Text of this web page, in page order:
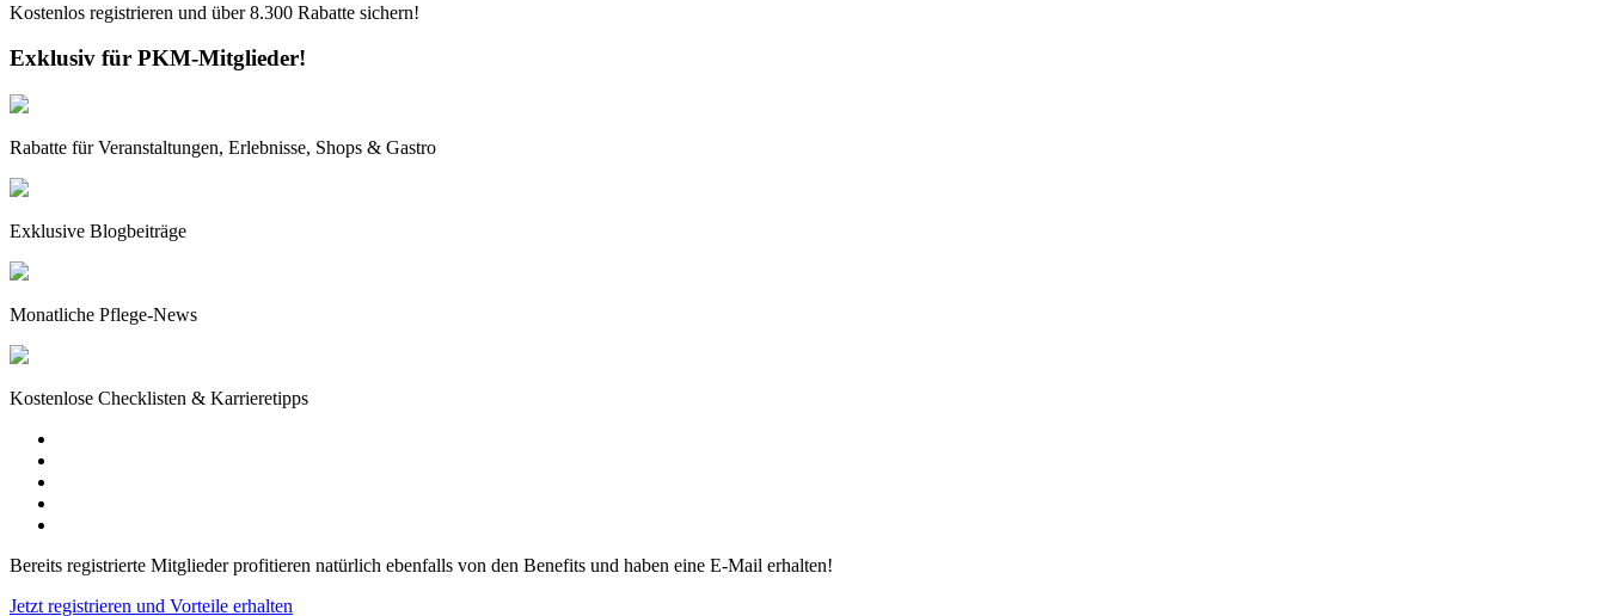
Kostenlos registrieren und über8.300 Rabatte sichern!
Exklusiv für PKM-Mitglieder!
Rabatte für Veranstaltungen, Erlebnisse, Shops & Gastro
Exklusive Blogbeiträge
Monatliche Pflege-News
Kostenlose Checklisten & Karrieretipps
Bereits registrierte Mitglieder profitieren natürlich ebenfalls von den Benefits und haben eine E-Mail erhalten!
Jetzt registrieren und Vorteile erhalten